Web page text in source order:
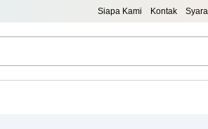
Siapa Kami Kontak